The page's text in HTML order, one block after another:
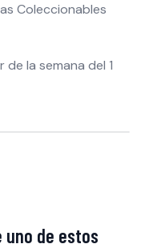
Coleccionables
la semana del 1
de estos